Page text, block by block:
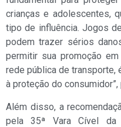
crianças e adolescentes,
tipo de influência. Jogos
podem trazer sérios
permitir sua promoção
rede pública de transporte,
à proteção do consumidor”,
Além disso, a
pela 35ª Vara Cível da